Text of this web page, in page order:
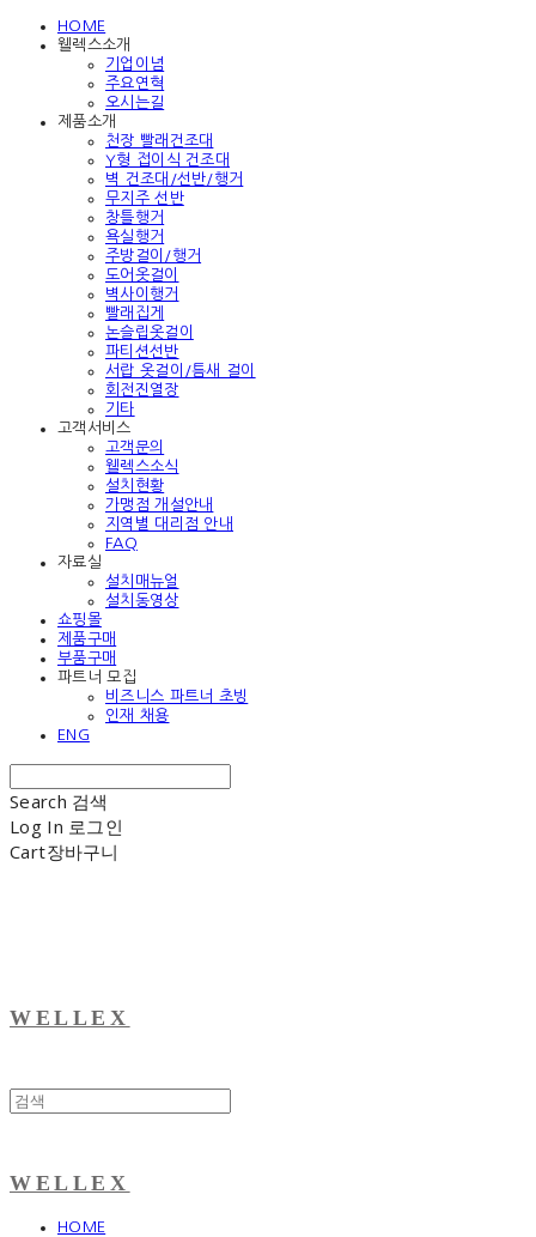
HOME
웰렉스소개
기업이념
주요연혁
오시는길
제품소개
천장 빨래건조대
Y형 접이식 건조대
벽 건조대/선반/행거
무지주 선반
창틀행거
욕실행거
주방걸이/행거
도어옷걸이
벽사이행거
빨래집게
논슬립옷걸이
파티션선반
서랍 옷걸이/틈새 걸이
회전진열장
기타
고객서비스
고객문의
웰렉스소식
설치현황
가맹점 개설안내
지역별 대리점 안내
FAQ
자료실
설치매뉴얼
설치동영상
쇼핑몰
제품구매
부품구매
파트너 모집
비즈니스 파트너 초빙
인재 채용
ENG
Search 검색
Log In 로그인
Cart장바구니
WELLEX
WELLEX
HOME